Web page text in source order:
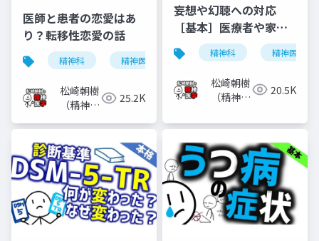
医師と患者の恋愛はあ
り？転移性恋愛の話
精神科 精神医学 転移性恋愛 恋愛
松崎朝樹
（精神科
25.2K
妄想や幻聴への対応
［基本］医療者や家族
などがどう対応すべき
か
精神科 精神医学
松崎朝樹
（精神科
20.5K